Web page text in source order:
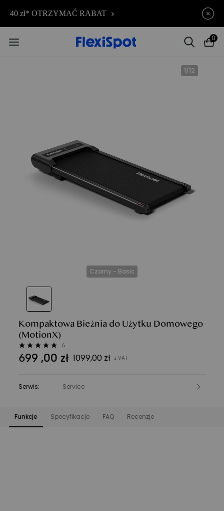
E7 PLUS – Aż 39% rabatu |
teraz już od 1699,00 zł
Kończy się za : 58
0
1/12
Czarny - Basic
Kompaktowa Bieżnia do Użytku Domowego
(MotionX)
6
699 ,00 zł 1099,00 zł z VAT
Serwis: Service
Funkcje Specyfikacje FAQ Recenzje
40 zł* OTRZYMAĆ RABAT